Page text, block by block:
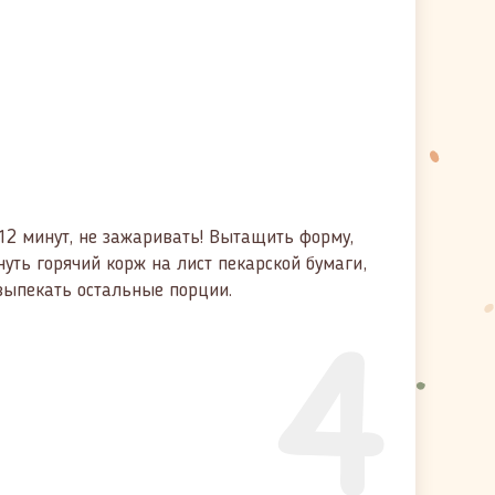
минут, не зажаривать! Вытащить форму,
горячий корж на лист пекарской бумаги,
остальные порции.